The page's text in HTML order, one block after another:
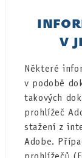
V
Některé
v podobě
takových
prohlížeč
stažení z
Adobe.